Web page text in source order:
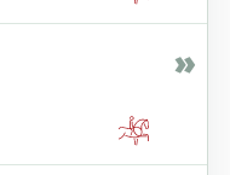
»